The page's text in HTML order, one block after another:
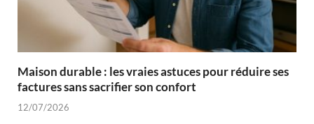
Maison durable : les vraies astuces pour réduire ses
factures sans sacrifier son confort
12/07/2026